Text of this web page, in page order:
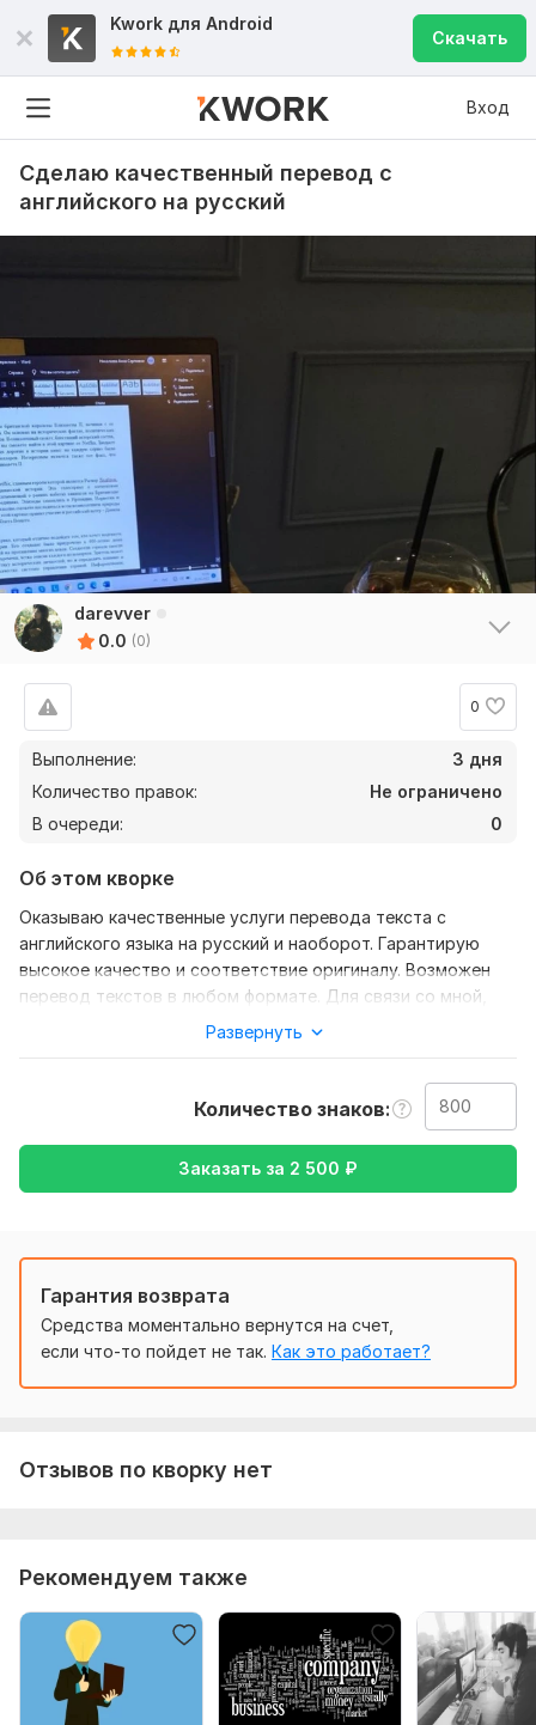
Kwork для Android
Скачать
Вход
Сделаю качественный перевод с
английского на русский
darevver
0.0 (0)
0
Выполнение:
3 дня
Количество правок:
Не ограничено
В очереди:
0
Об этом кворке
Оказываю качественные услуги перевода текста с
английского языка на русский и наоборот. Гарантирую
высокое качество и соответствие оригиналу. Возможен
перевод текстов в любом формате. Для связи со мной,
пожалуйста, пишите в телеграм @meuvs
Ожидаю от вас текст, желательно в формате документа,
также уточнение моей работы - перевод с английского на
русский, либо же с русского на английский.
Оплата должна быть в тенге.
Язык перевода:
с Английского на Русский
с Русского на Английский
Объем услуги в кворке: 800 знаков
Развернуть
Количество знаков
Заказать за 2 500 ₽
Гарантия возврата
Средства моментально вернутся на счет,
если что-то пойдет не так. Как это работает?
Отзывов по кворку нет
Рекомендуем также